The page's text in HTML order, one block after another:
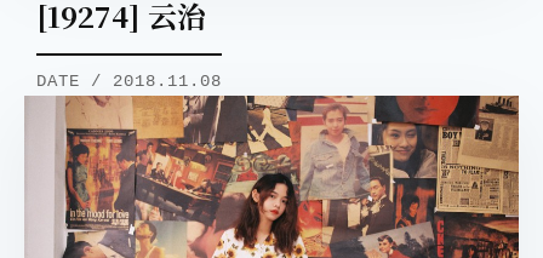
[19274] 云治
DATE / 2018.11.08
取消 搜索